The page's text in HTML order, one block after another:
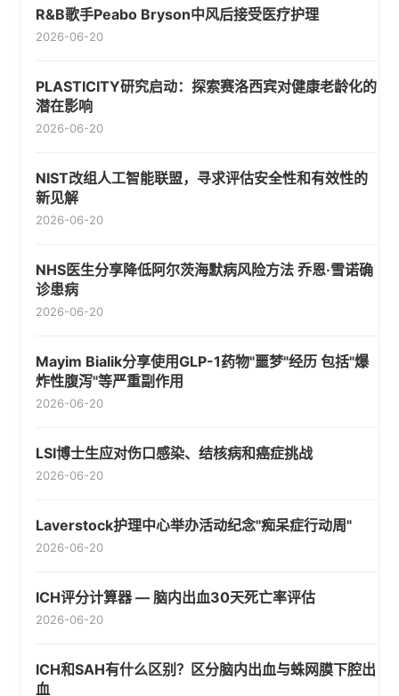
R&B歌手Peabo Bryson中风后接受医疗护理
2026-06-20
PLASTICITY研究启动：探索赛洛西宾对健康老龄化的
潜在影响
2026-06-20
NIST改组人工智能联盟，寻求评估安全性和有效性的
新见解
2026-06-20
NHS医生分享降低阿尔茨海默病风险方法 乔恩·雪诺确
诊患病
2026-06-20
Mayim Bialik分享使用GLP-1药物"噩梦"经历 包括"爆
炸性腹泻"等严重副作用
2026-06-20
LSI博士生应对伤口感染、结核病和癌症挑战
2026-06-20
Laverstock护理中心举办活动纪念"痴呆症行动周"
2026-06-20
ICH评分计算器 — 脑内出血30天死亡率评估
2026-06-20
ICH和SAH有什么区别？区分脑内出血与蛛网膜下腔出
血